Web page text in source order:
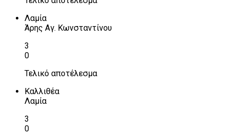
Λαμία
Άρης Αγ. Κωνσταντίνου
3
0
Τελικό αποτέλεσμα
Καλλιθέα
Λαμία
3
0